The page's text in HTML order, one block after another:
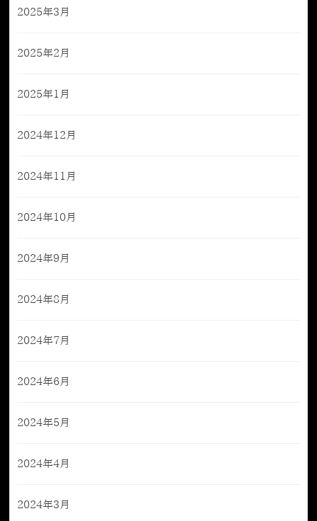
2025年3月
2025年2月
2025年1月
2024年12月
2024年11月
2024年10月
2024年9月
2024年8月
2024年7月
2024年6月
2024年5月
2024年4月
2024年3月